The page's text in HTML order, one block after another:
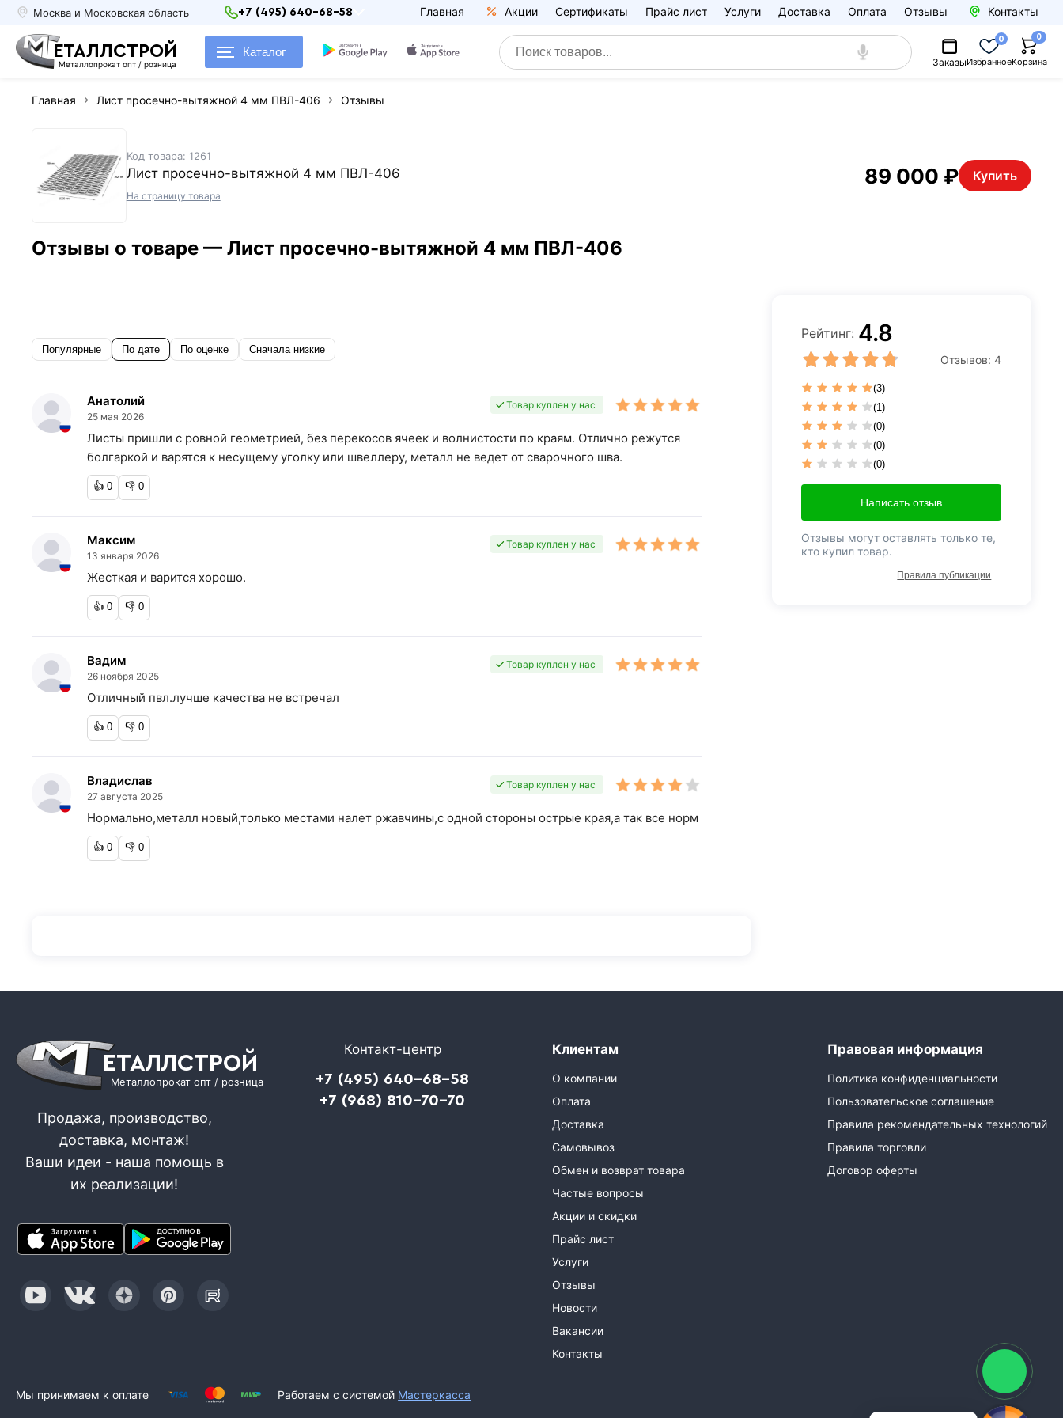
Москва и Московская область +7 (495) 640-68-58 Главная Акции Сертификаты Прайс лист Услуги Доставка Оплата Отзывы Контакты
ЕТАЛЛСТРОЙ
Металлопрокат опт / розница
Каталог
ЗаказыИзбранное
0
Корзина
0
Главная Лист просечно-вытяжной 4 мм ПВЛ-406 Отзывы
Код товара: 1261
Лист просечно-вытяжной 4 мм ПВЛ-406
На страницу товара
89 000 ₽ Купить
Отзывы о товаре — Лист просечно-вытяжной 4 мм ПВЛ-406
Популярные По дате По оценке Сначала низкие
Анатолий
25 мая 2026
Товар куплен у нас
Листы пришли с ровной геометрией, без перекосов ячеек и волнистости по краям. Отлично режутся
болгаркой и варятся к несущему уголку или швеллеру, металл не ведет от сварочного шва.
👍 0 👎 0
Максим
13 января 2026
Товар куплен у нас
Жесткая и варится хорошо.
👍 0 👎 0
Вадим
26 ноября 2025
Товар куплен у нас
Отличный пвл.лучше качества не встречал
👍 0 👎 0
Владислав
27 августа 2025
Товар куплен у нас
Нормально,металл новый,только местами налет ржавчины,с одной стороны острые края,а так все норм
👍 0 👎 0
Рейтинг: 4.8
Отзывов: 4
(3)
(1)
(0)
(0)
(0)
Написать отзыв
Отзывы могут оставлять только те,
кто купил товар.
Правила публикации
ЕТАЛЛСТРОЙ
Металлопрокат опт / розница
Продажа, производство,
доставка, монтаж!
Ваши идеи - наша помощь в
их реализации!
Контакт-центр
+7 (495) 640-68-58
+7 (968) 810-70-70
Клиентам
О компании
Оплата
Доставка
Самовывоз
Обмен и возврат товара
Частые вопросы
Акции и скидки
Прайс лист
Услуги
Отзывы
Новости
Вакансии
Контакты
Правовая информация
Политика конфиденциальности
Пользовательское соглашение
Правила рекомендательных технологий
Правила торговли
Договор оферты
Мы принимаем к оплате Работаем с системой Мастеркасса